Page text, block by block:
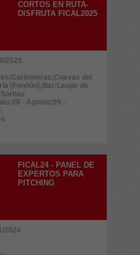
CORTOS EN RUTA-
DISFRUTA FICAL2025
2025
del
(Fondón);Illar;Laujar de
- Agosto;09 -
FICAL24 - PANEL DE
EXPERTOS PARA
PITCHING
2024